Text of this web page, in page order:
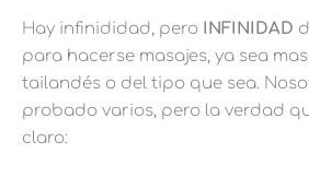
Hay infinididad, pero INFINIDAD
para hacerse masajes, ya sea
tailandés o del tipo que sea.
probado varios, pero la verdad
claro: